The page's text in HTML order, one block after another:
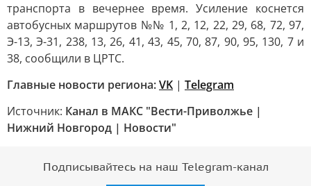
транспорта в вечернее время. Усиление коснется
автобусных маршрутов №№ 1, 2, 12, 22, 29, 68, 72, 97,
Э-13, Э-31, 238, 13, 26, 41, 43, 45, 70, 87, 90, 95, 130, 7 и
38, сообщили в ЦРТС.
Главные новости региона:VK | Telegram
Источник: Канал в МАКС "Вести-Приволжье |
Нижний Новгород | Новости"
Подписывайтесь на наш Telegram-канал